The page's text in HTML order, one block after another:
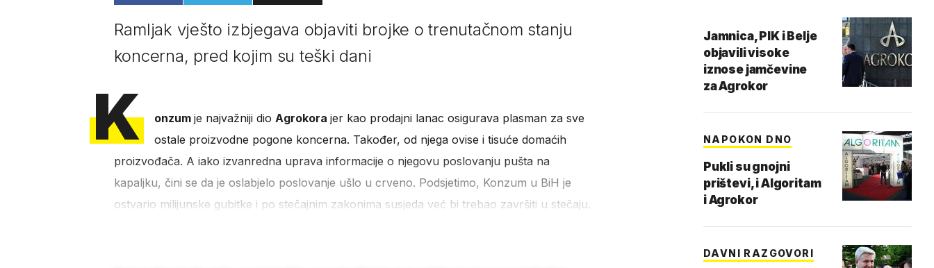
Ramljak vješto izbjegava objaviti brojke o trenutačnom stanju
koncerna, pred kojim su teški dani
K onzum je najvažniji dio Agrokora jer kao prodajni lanac osigurava plasman za sve
ostale proizvodne pogone koncerna. Također, od njega ovise i tisuće domaćih
proizvođača. A iako izvanredna uprava informacije o njegovu poslovanju pušta na
kapaljku, čini se da je oslabjelo poslovanje ušlo u crveno. Podsjetimo, Konzum u BiH je
ostvario milijunske gubitke i po stečajnim zakonima susjeda već bi trebao završiti u stečaju.
Jamnica, PIK i Belje
objavili visoke
iznose jamčevine
za Agrokor
NAPOKON DNO
Pukli su gnojni
prištevi, i Algoritam
i Agrokor
DAVNI RAZGOVORI